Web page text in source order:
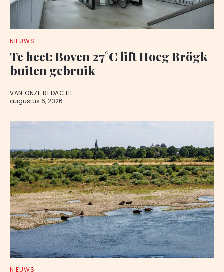
NIEUWS
Te heet: Boven 27°C lift Hoeg Brögk
buiten gebruik
VAN ONZE REDACTIE
augustus 6, 2026
NIEUWS